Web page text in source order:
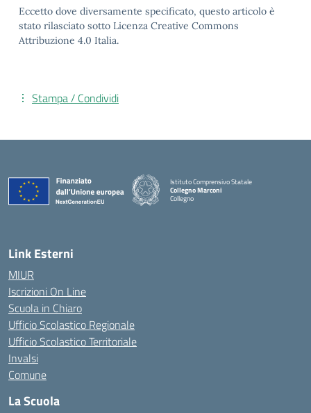
Eccetto dove diversamente specificato, questo articolo è
stato rilasciato sotto Licenza Creative Commons
Attribuzione 4.0 Italia.
Stampa / Condividi
Istituto Comprensivo Statale
Collegno Marconi
Collegno
Link Esterni
MIUR
Iscrizioni On Line
Scuola in Chiaro
Ufficio Scolastico Regionale
Ufficio Scolastico Territoriale
Invalsi
Comune
La Scuola